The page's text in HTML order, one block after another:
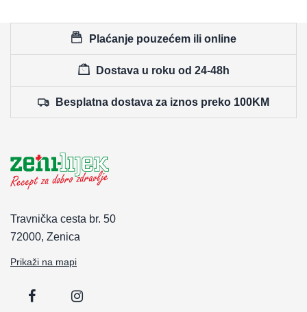
Plaćanje pouzećem ili online
Dostava u roku od 24-48h
Besplatna dostava za iznos preko 100KM
Travnička cesta br. 50
72000, Zenica
Prikaži na mapi